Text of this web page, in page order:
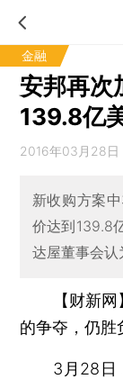
金融
安邦再次
139.8亿
2016年03月28
新收购方案
价达到139.8
达屋董事会
【财新
的争夺，仍胜
3月28日，